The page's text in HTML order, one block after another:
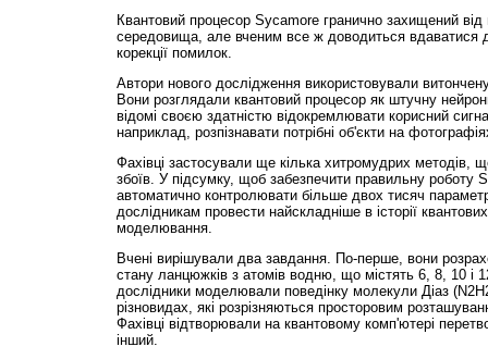
Квантовий процесор Sycamore гранично захищений від
середовища, але вченим все ж доводиться вдаватися
корекції помилок.
Автори нового дослідження використовували
Вони розглядали квантовий процесор як штучну
відомі своєю здатністю відокремлювати корисний
наприклад, розпізнавати потрібні об'єкти на
Фахівці застосували ще кілька хитромудрих методів,
збоїв. У підсумку, щоб забезпечити правильну роботу
автоматично контролювати більше двох тисяч
дослідникам провести найскладніше в історії
моделювання.
Вчені вирішували два завдання. По-перше, вони
стану ланцюжків з атомів водню, що містять 6, 8, 10 і
дослідники моделювали поведінку молекули Діаз
різновидах, які розрізняються просторовим
Фахівці відтворювали на квантовому комп'ютері
інший.